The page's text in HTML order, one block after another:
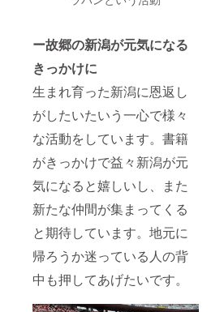
ー故郷の新潟が元気になる
きっかけに
生まれ育った新潟に恩返し
がしたいたいう一心で様々
な活動をしています。書籍
がきっかけで益々新潟が元
気になると嬉しいし、また
新たな仲間が集まってくる
と期待しています。地元に
帰ろうか迷っている人の背
中も押してあげたいです。